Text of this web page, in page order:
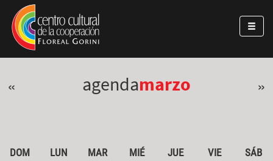
Pasar al contenido principal
Jump to main content
« agendamarzo »
DOM LUN MAR MIÉ JUE VIE
SÁB